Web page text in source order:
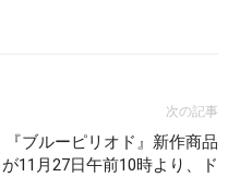
次の記事
『ブルーピリオド』新作商品
が11月27日午前10時より、ド